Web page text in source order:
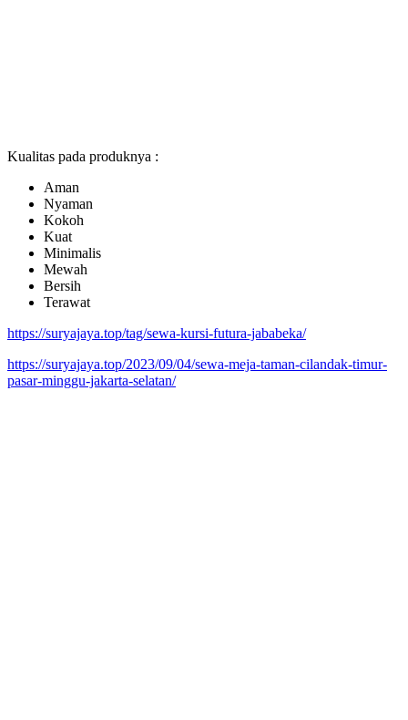
Kualitas pada produknya :
Aman
Nyaman
Kokoh
Kuat
Minimalis
Mewah
Bersih
Terawat
https://suryajaya.top/tag/sewa-kursi-futura-jababeka/
https://suryajaya.top/2023/09/04/sewa-meja-taman-cilandak-timur-
pasar-minggu-jakarta-selatan/